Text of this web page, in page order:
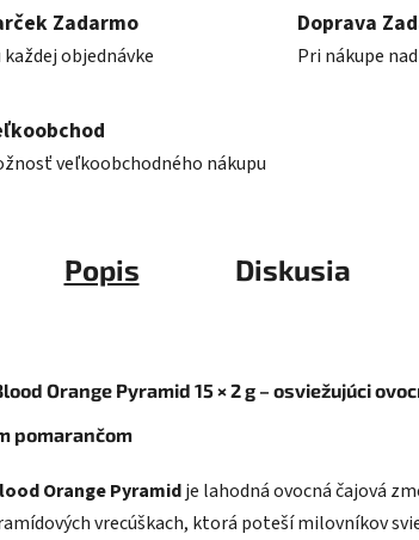
Zadarmo
každej objednávke
Doprava
Pri nákupe
veľkoobchodného nákupu
Popis Diskusia
Orange Pyramid 15 × 2 g – osviežujúci
pomarančom
Orange Pyramidje lahodná ovocná čajová
vrecúškach, ktorá poteší milovníkov